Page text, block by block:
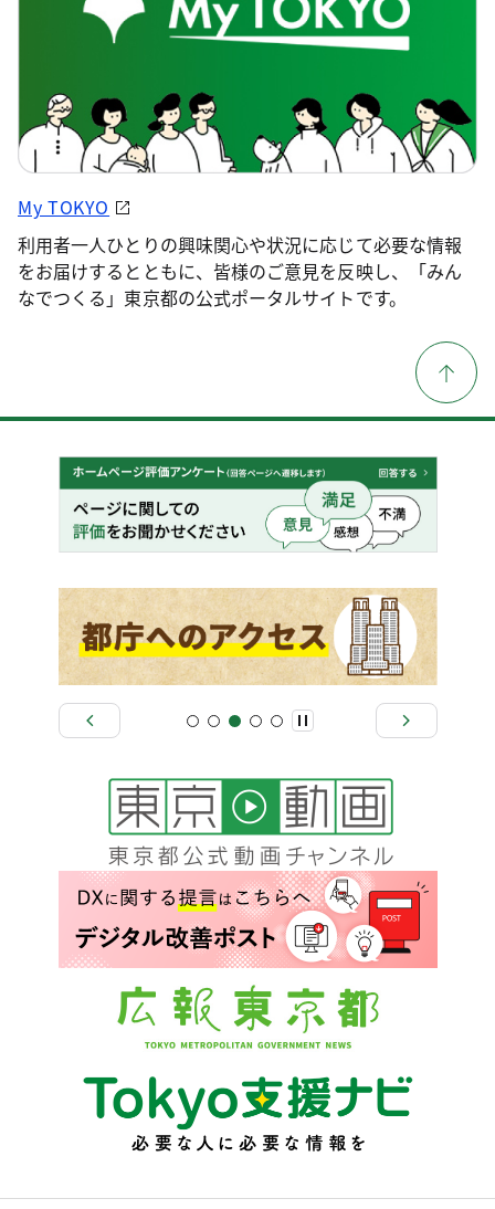
My TOKYO
利用者一人ひとりの興味関心や状況に応じて必要な情報
をお届けするとともに、皆様のご意見を反映し、「みん
なでつくる」東京都の公式ポータルサイトです。